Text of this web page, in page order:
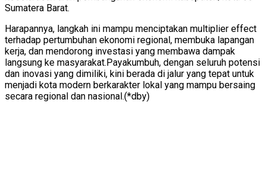
Sumatera Barat.
Harapannya, langkah ini mampu menciptakan multiplier effect
terhadap pertumbuhan ekonomi regional, membuka lapangan
kerja, dan mendorong investasi yang membawa dampak
langsung ke masyarakat.Payakumbuh, dengan seluruh potensi
dan inovasi yang dimiliki, kini berada di jalur yang tepat untuk
menjadi kota modern berkarakter lokal yang mampu bersaing
secara regional dan nasional.(*dby)